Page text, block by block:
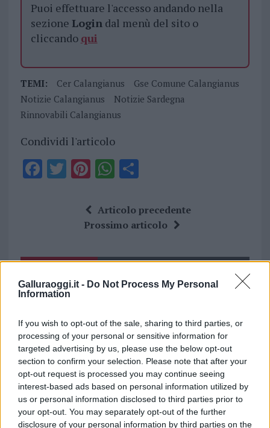
Galluraoggi.it - Do Not Process My Personal
Information
If you wish to opt-out of the sale, sharing to third parties, or
processing of your personal or sensitive information for
targeted advertising by us, please use the below opt-out
section to confirm your selection. Please note that after your
opt-out request is processed you may continue seeing
interest-based ads based on personal information utilized by
us or personal information disclosed to third parties prior to
your opt-out. You may separately opt-out of the further
disclosure of your personal information by third parties on the
Puoi effettuare l'accesso andando nella
sezione Logindal menù del sito o
cliccando qui
TEMI: Cer Calangianus
Gse Comune Calangianus
Notizie Calangianus
Notizie Sardegna
Rinnovabili Calangianus
Condividi l'articolo
F
o
k
T Pi
te
re
W
at
s
p
p
S
a
re
Articolo precedente
Prossimo articolo
l’inaugurazione
Andrea Mura conquista Palau: grande
partecipazione per il suo racconto
Calangianus, allarme sul centro accoglienza